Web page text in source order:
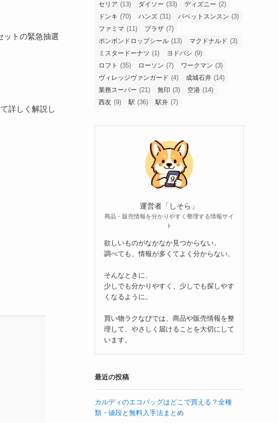
ットの緊急抽選
詳しく解説し
セリア (13) ダイソー (33) ディズニー (2)
ドンキ (70) ハンズ (31) パペットスンスン (3)
ファミマ (11) プラザ (7)
ボンボンドロップシール (13) マクドナルド (3)
ミスタードーナツ (1) ヨドバシ (9)
ロフト (35) ローソン (7) ワークマン (3)
ヴィレッジヴァンガード (4) 成城石井 (14)
業務スーパー (21) 無印 (3) 空港 (14)
西友 (9) 駅 (36) 駅弁 (7)
運営者「しそら」
商品・販売情報を分かりやすく整理する情報サイ
ト
欲しいものがなかなか見つからない。
調べても、情報が多くてよく分からない。
そんなときに、
少しでも分かりやすく、少しでも探しやす
くなるように。
買い物ラクなびでは、商品や販売情報を整
理して、やさしく届けることを大切にして
います。
最近の投稿
カルディのエコバッグはどこで買える？全種
類・値段と無料入手法まとめ